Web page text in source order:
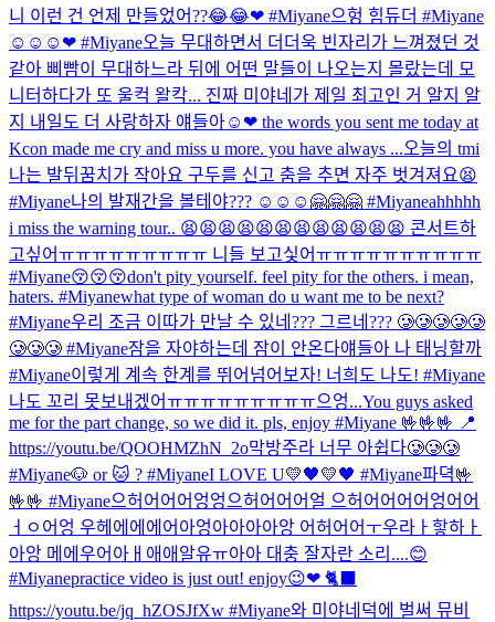
니 이런 건 언제 만들었어??😂😂❤ #Miyane으헝 힘듀더 #Miyane
☺☺☺❤ #Miyane오늘 무대하면서 더더욱 빈자리가 느껴졌던 것
같아 삐빰이 무대하느라 뒤에 어떤 말들이 나오는지 몰랐는데 모
니터하다가 또 울컥 왈칵... 진짜 미야네가 제일 최고인 거 알지 알
지 내일도 더 사랑하자 얘들아☺❤ the words you sent me today at
Kcon made me cry and miss u more. you have always ...오늘의 tmi
나는 발뒤꿈치가 작아요 구두를 신고 춤을 추면 자주 벗겨져요😫
#Miyane나의 발재간을 볼테야??? ☺☺☺🤗🤗🤗 #Miyaneahhhhh
i miss the warning tour.. 😫😫😫😫😫😫😫😫😫😫😫😫 콘서트하
고싶어ㅠㅠㅠㅠㅠㅠㅠㅠㅠ 니들 보고싳어ㅠㅠㅠㅠㅠㅠㅠㅠㅠㅠ
#Miyane😚😚😚don't pity yourself. feel pity for the others. i mean,
haters. #Miyanewhat type of woman do u want me to be next?
#Miyane우리 조금 이따가 만날 수 있네??? 그르네??? 🥲🥲🥲🥲🥲
🥲🥲🥲 #Miyane잠을 자야하는데 잠이 안온다얘들아 나 태닝할까
#Miyane이렇게 계속 한계를 뛰어넘어보자! 너희도 나도! #Miyane
나도 꼬리 못보내겠어ㅠㅠㅠㅠㅠㅠㅠㅠㅠ으엉...You guys asked
me for the part change, so we did it. pls, enjoy #Miyane 🤟🤟🤟 📍
https://youtu.be/QOOHMZhN_2o막방주라 너무 아쉽다🥲🥲🥲
#Miyane🐶 or 🐱 ? #MiyaneI LOVE U💛🖤💛🖤 #Miyane파뎍🤟
🤟🤟 #Miyane으허어어어엉엉으허어어어얼 으허어어어어엉어어
ㅓㅇ어엉 우헤에에에어아엉아아아아앙 어허어어ㅜ우라ㅏ핳하ㅏ
아앙 메에우어아ㅐ애애알유ㅠ아아 대충 잘자란 소리....😊
#Miyanepractice video is just out! enjoy😉❤ 🐈‍⬛
https://youtu.be/jq_hZOSJfXw #Miyane와 미야네덕에 벌써 뮤비